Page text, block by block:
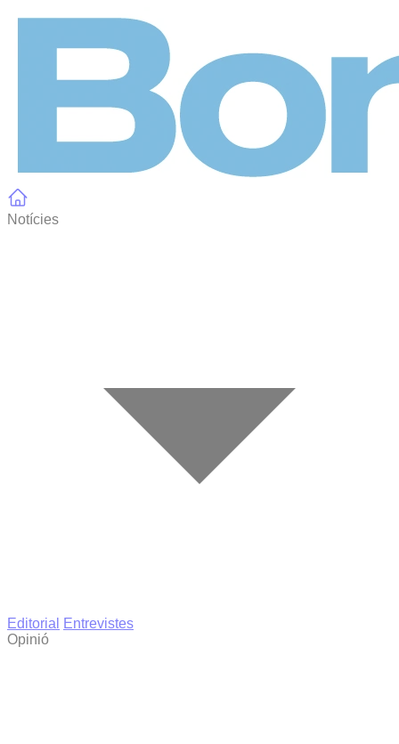
Notícies
Editorial
Entrevistes
Opinió